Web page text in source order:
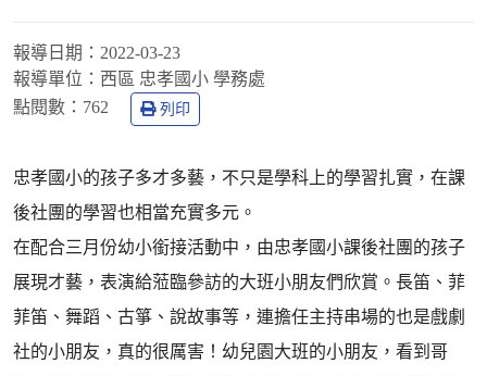
報導日期： 2022-03-23
報導單位： 西區 忠孝國小 學務處
點閱數： 762 列印
忠孝國小的孩子多才多藝，不只是學科上的學習扎實，在課
後社團的學習也相當充實多元。
在配合三月份幼小銜接活動中，由忠孝國小課後社團的孩子
展現才藝，表演給蒞臨參訪的大班小朋友們欣賞。長笛、菲
菲笛、舞蹈、古箏、說故事等，連擔任主持串場的也是戲劇
社的小朋友，真的很厲害！幼兒園大班的小朋友，看到哥